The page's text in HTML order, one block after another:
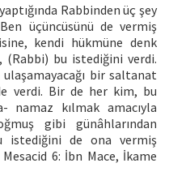
Rabbinden üç şey
üçüncüsünü de vermiş
kendi hükmüne denk
(Rabbi) bu istediğini verdi.
bir saltanat
verdi. Bir de her kim, bu
namaz kılmak amacıyla
gibi günâhlarından
istediğini de ona vermiş
6: İbn Mace, İkame